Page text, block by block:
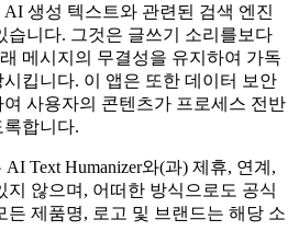
생성 텍스트와 관련된 검색 엔진
습니다. 그것은 글쓰기 소리를보다
메시지의 무결성을 유지하여 가독
킵니다. 이 앱은 또한 데이터 보안
사용자의 콘텐츠가 프로세스 전반
합니다.
AI Text Humanizer와(과) 제휴, 연계,
지 않으며, 어떠한 방식으로도 공식
든 제품명, 로고 및 브랜드는 해당 소